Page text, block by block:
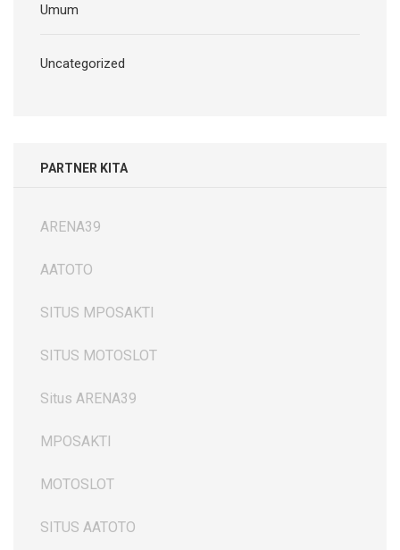
Umum
Uncategorized
PARTNER KITA
ARENA39
AATOTO
SITUS MPOSAKTI
SITUS MOTOSLOT
Situs ARENA39
MPOSAKTI
MOTOSLOT
SITUS AATOTO